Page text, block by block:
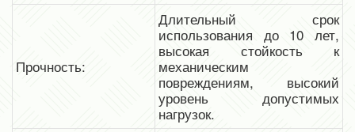
Прочность:
Длительный срок
использования до 10 лет,
высокая стойкость к
механическим
повреждениям, высокий
уровень допустимых
нагрузок.